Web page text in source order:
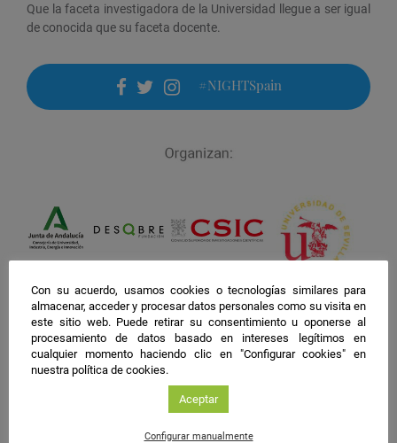
Que la faceta investigadora de la Universidad llegue a ser igual
de conocida que su faceta docente.
facebook
twitter
instagram
#NIGHTSpain
Con su acuerdo, usamos cookies o tecnologías similares para
almacenar, acceder y procesar datos personales como su visita en
este sitio web. Puede retirar su consentimiento u oponerse al
procesamiento de datos basado en intereses legítimos en
cualquier momento haciendo clic en "Configurar cookies" en
nuestra política de cookies.
Aceptar
Configurar manualmente